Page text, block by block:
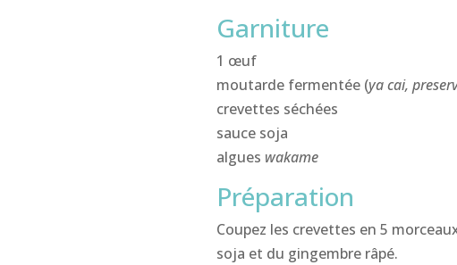
Garniture
1 œuf
moutarde fermentée (ya cai,
crevettes séchées
sauce soja
algues wakame
Préparation
Coupez les crevettes en 5
soja et du gingembre râpé.